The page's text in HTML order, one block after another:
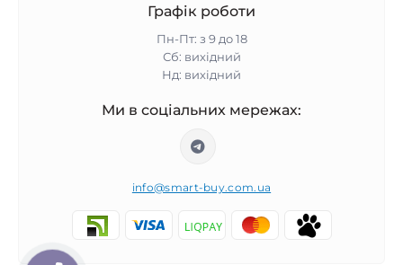
Графік роботи
Пн-Пт: з 9 до 18
Сб: вихідний
Нд: вихідний
Ми в соціальних мережах:
info@smart-buy.com.ua